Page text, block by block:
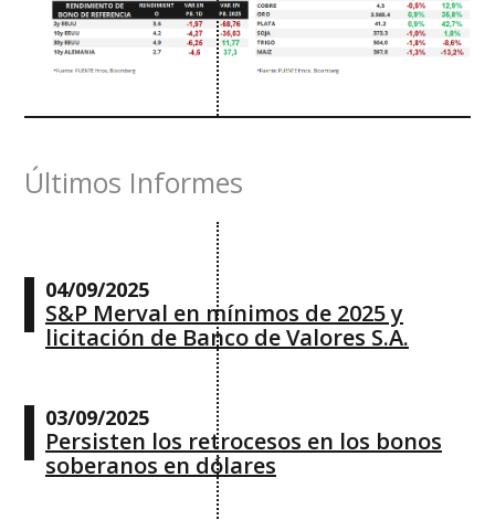
Últimos Informes
04/09/2025
S&P Merval en mínimos de 2025 y
licitación de Banco de Valores S.A.
03/09/2025
Persisten los retrocesos en los bonos
soberanos en dólares